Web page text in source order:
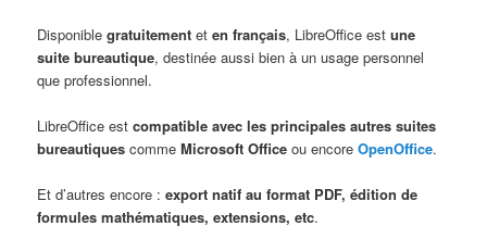
Disponiblegratuitement eten français, LibreOffice estune
suite bureautique, destinée aussi bien à un usage personnel
que professionnel.
LibreOffice estcompatible avec les principales autres suites
bureautiques commeMicrosoft Office ou encoreOpenOffice.
Et d’autres encore :export natif au format PDF, édition de
formules mathématiques, extensions, etc.